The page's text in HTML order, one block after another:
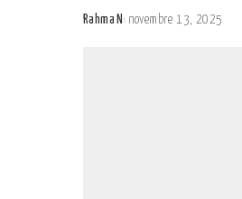
Rahma N novembre 13, 2025